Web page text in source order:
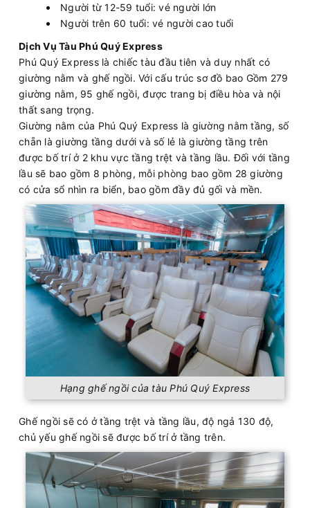
Người từ 12-59 tuổi: vé người lớn
Người trên 60 tuổi: vé người cao tuổi
Dịch Vụ Tàu Phú Quý Express
Phú Quý Express là chiếc tàu đầu tiên và duy nhất có
giường nằm và ghế ngồi. Với cấu trúc sơ đồ bao Gồm 279
giường nằm, 95 ghế ngồi, được trang bị điều hòa và nội
thất sang trọng.
Giường nằm của Phú Quý Express là giường nằm tầng, số
chẵn là giường tầng dưới và số lẻ là giường tầng trên
được bố trí ở 2 khu vực tầng trệt và tầng lầu. Đối với tầng
lầu sẽ bao gồm 8 phòng, mỗi phòng bao gồm 28 giường
có cửa sổ nhìn ra biển, bao gồm đầy đủ gối và mền.
Hạng ghế ngồi của tàu Phú Quý Express
Ghế ngồi sẽ có ở tầng trệt và tầng lầu, độ ngả 130 độ,
chủ yếu ghế ngồi sẽ được bố trí ở tầng trên.